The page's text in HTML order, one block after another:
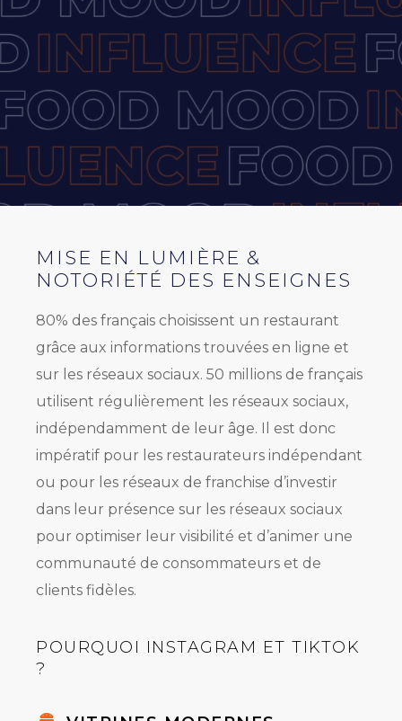
MISE EN LUMIÈRE &
NOTORIÉTÉ DES ENSEIGNES
80% des français choisissent un restaurant
grâce aux informations trouvées en ligne et
sur les réseaux sociaux. 50 millions de français
utilisent régulièrement les réseaux sociaux,
indépendamment de leur âge. Il est donc
impératif pour les restaurateurs indépendant
ou pour les réseaux de franchise d’investir
dans leur présence sur les réseaux sociaux
pour optimiser leur visibilité et d’animer une
communauté de consommateurs et de
clients fidèles.
POURQUOI INSTAGRAM ET TIKTOK
?